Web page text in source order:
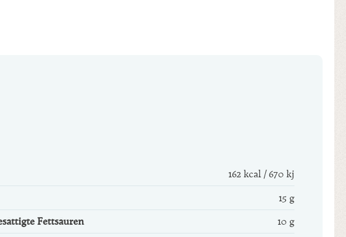
162 kcal / 670 kj
15 g
Fettsäuren
10 g